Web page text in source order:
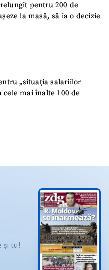
pentru 200 de
la masă, să ia o decizie
„situația salariilor
cele mai înalte 100 de
și tu!